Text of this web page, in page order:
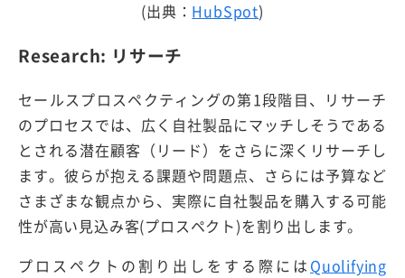
(出典： HubSpot)
Research: リサーチ
セールスプロスペクティングの第1段階目、リサーチ
のプロセスでは、広く自社製品にマッチしそうである
とされる潜在顧客（リード）をさらに深くリサーチし
ます。彼らが抱える課題や問題点、さらには予算など
さまざまな観点から、実際に自社製品を購入する可能
性が高い見込み客(プロスペクト)を割り出します。
プロスペクトの割り出しをする際には Quolifying